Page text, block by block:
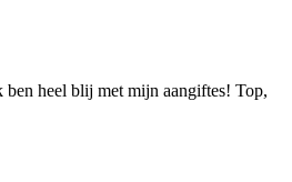
heel blij met mijn aangiftes! Top,